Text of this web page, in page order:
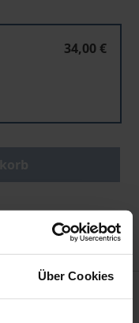
Über Cookies
34,00 €